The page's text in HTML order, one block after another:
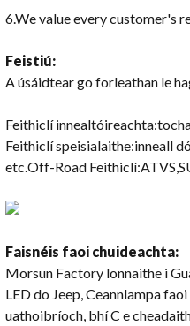
6.We value every customer's
Feistiú:
A úsáidtear go forleathan le
Feithiclí
Feithiclí speisialaithe:inneall
etc.Off-Road
Faisnéis faoi chuideachta:
Morsun Factory lonnaithe i
LED do Jeep, Ceannlampa
uathoibríoch, bhí C e